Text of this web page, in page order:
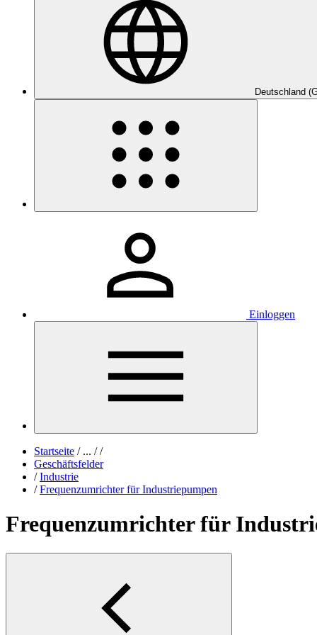
Deutschland
Einloggen
Startseite /... / /
Geschäftsfelder
/ Industrie
/ Frequenzumrichter für Industriepumpen
Frequenzumrichter für